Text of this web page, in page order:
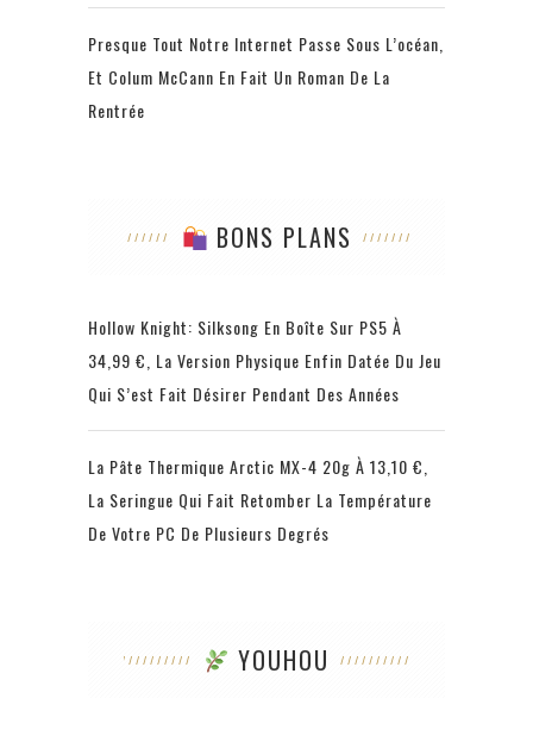
Presque Tout Notre Internet Passe Sous L’océan,
Et Colum McCann En Fait Un Roman De La
Rentrée
BONS PLANS
Hollow Knight: Silksong En Boîte Sur PS5 À
34,99 €, La Version Physique Enfin Datée Du Jeu
Qui S’est Fait Désirer Pendant Des Années
La Pâte Thermique Arctic MX-4 20g À 13,10 €,
La Seringue Qui Fait Retomber La Température
De Votre PC De Plusieurs Degrés
YOUHOU